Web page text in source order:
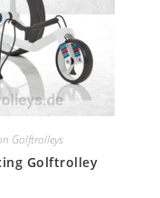
Golftrolleys
Golftrolley